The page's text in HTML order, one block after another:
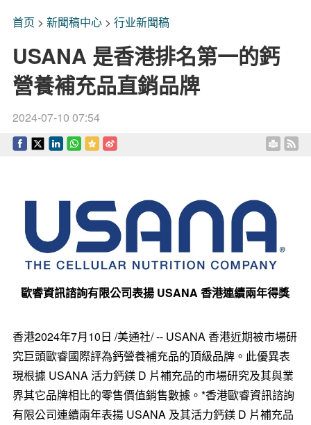
首页 > 新聞稿中心> 行业新聞稿
USANA 是香港排名第一的鈣
營養補充品直銷品牌
2024-07-10 07:54
歐睿資訊諮詢有限公司表揚 USANA香港連續兩年得獎
香港2024年7月10日 /美通社/ -- USANA 香港近期被市場研
究巨頭歐睿國際評為鈣營養補充品的頂級品牌。此優異表
現根據 USANA 活力鈣鎂 D 片補充品的市場研究及其與業
界其它品牌相比的零售價值銷售數據。*香港歐睿資訊諮詢
有限公司連續兩年表揚 USANA 及其活力鈣鎂 D 片補充品